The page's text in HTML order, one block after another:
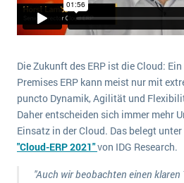
Services
Textil und Mode
Versorgung
ERP-Software für
Digitale Arbeitsaufträge in Ihrem ERP- oder
MEHR ÜBER ERP-SOFTWARE
ERP News
Die Zukunft des ERP ist die Cloud:
Premises ERP kann meist nur mit
puncto Dynamik, Agilität und
Daher entscheiden sich immer mehr
Einsatz in der Cloud. Das belegt
"Cloud-ERP 2021"von IDG Research.
"Auch wir beobachten einen